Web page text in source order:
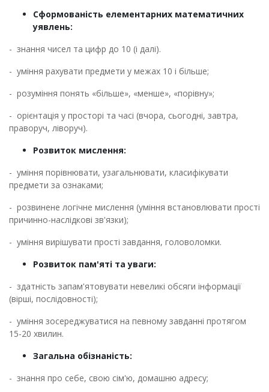
Сформованість елементарних математичних
уявлень:
- знання чисел та цифр до 10 (і далі).
- уміння рахувати предмети у межах 10 і більше;
- розуміння понять «більше», «менше», «порівну»;
- орієнтація у просторі та часі (вчора, сьогодні, завтра,
праворуч, ліворуч).
Розвиток мислення:
- уміння порівнювати, узагальнювати, класифікувати
предмети за ознаками;
- розвинене логічне мислення (уміння встановлювати прості
причинно-наслідкові зв'язки);
- уміння вирішувати прості завдання, головоломки.
Розвиток пам'яті та уваги:
- здатність запам'ятовувати невеликі обсяги інформації
(вірші, послідовності);
- уміння зосереджуватися на певному завданні протягом
15-20 хвилин.
Загальна обізнаність:
- знання про себе, свою сім'ю, домашню адресу;